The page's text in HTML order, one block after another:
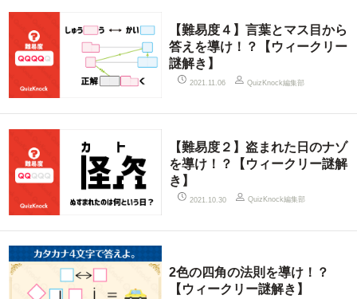
【難易度４】言葉とマス目から
答えを導け！？【ウィークリー
謎解き】
2021.11.06 QuizKnock編集部
【難易度２】盗まれた日のナゾ
を導け！？【ウィークリー謎解
き】
2021.10.30 QuizKnock編集部
2色の四角の法則を導け！？
【ウィークリー謎解き】